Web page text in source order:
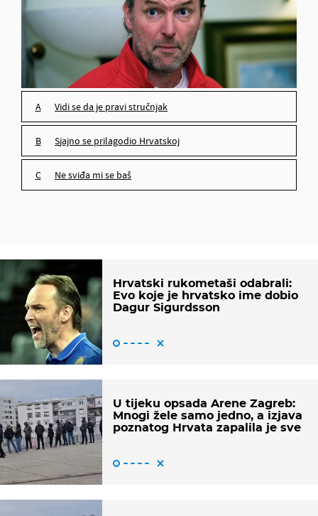
Vidi se da je pravi stručnjak
Sjajno se prilagodio Hrvatskoj
Ne sviđa mi se baš
Hrvatski rukometaši odabrali:
Evo koje je hrvatsko ime dobio
Dagur Sigurdsson
U tijeku opsada Arene Zagreb:
Mnogi žele samo jedno, a izjava
poznatog Hrvata zapalila je sve